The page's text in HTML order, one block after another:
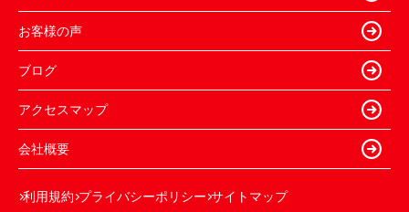
お客様の声
ブログ
アクセスマップ
会社概要
利用規約 プライバシーポリシー サイトマップ